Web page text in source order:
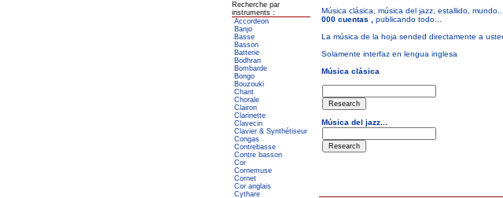
Recherche par
instruments :
Accordeon
Banjo
Basse
Basson
Batterie
Bodhran
Bombarde
Bongo
Bouzouki
Chant
Chorale
Clairon
Clarinette
Clavecin
Clavier & Synthétiseur
Congas
Contrebasse
Contre basson
Cor
Cornemuse
Cornet
Cor anglais
Cythare